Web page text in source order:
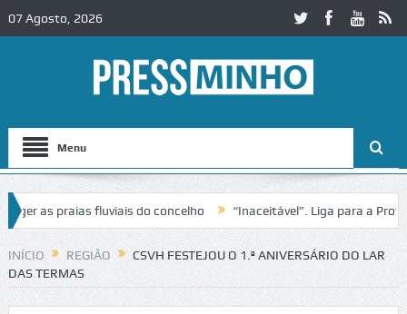
07 Agosto, 2026
Menu
as praias fluviais do concelho “Inaceitável”. Liga para a Proteção
de trânsito no IC2 em Alcobaça Igreja do Castelo de
INÍCIO REGIÃO
CSVH FESTEJOU O 1.º ANIVERSÁRIO DO LAR
DAS TERMAS